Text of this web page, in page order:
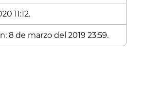
11:12.
de marzo del 2019 23:59.